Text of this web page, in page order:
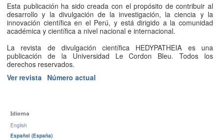
Esta publicación ha sido creada con el propósito de contribuir al
desarrollo y la divulgación de la investigación, la ciencia y la
innovación científica en el Perú, y está dirigido a la comunidad
académica y científica a nivel nacional e internacional.
La revista de divulgación científica HEDYPATHEIA es una
publicación de la Universidad Le Cordon Bleu. Todos los
derechos reservados.
Ver revista
Número actual
Idioma
English
Español (España)